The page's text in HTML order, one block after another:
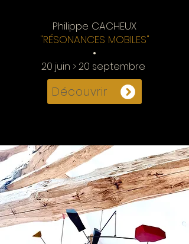
Philippe CACHEUX
"RÉSONANCES MOBILES"
•
20 juin > 20 septembre
Découvrir